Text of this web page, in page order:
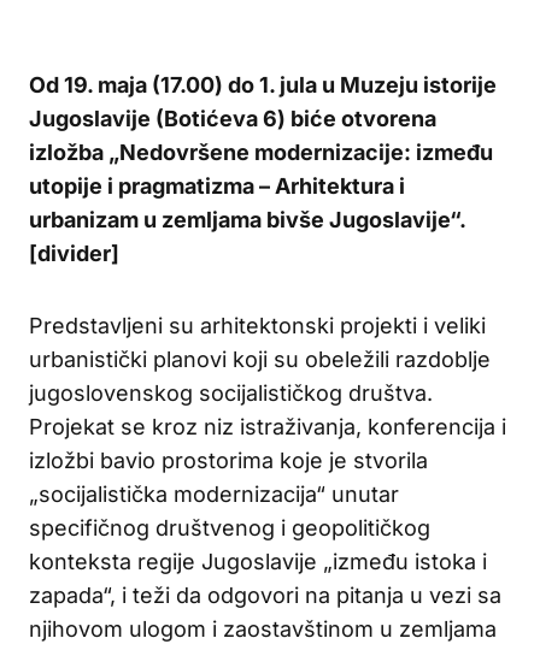
Od 19. maja (17.00) do 1. jula u Muzeju istorije
Jugoslavije (Botićeva 6) biće otvorena
izložba „Nedovršene modernizacije: između
utopije i pragmatizma – Arhitektura i
urbanizam u zemljama bivše Jugoslavije“.
[divider]
Predstavljeni su arhitektonski projekti i veliki
urbanistički planovi koji su obeležili razdoblje
jugoslovenskog socijalističkog društva.
Projekat se kroz niz istraživanja, konferencija i
izložbi bavio prostorima koje je stvorila
„socijalistička modernizacija“ unutar
specifičnog društvenog i geopolitičkog
konteksta regije Jugoslavije „između istoka i
zapada“, i teži da odgovori na pitanja u vezi sa
njihovom ulogom i zaostavštinom u zemljama